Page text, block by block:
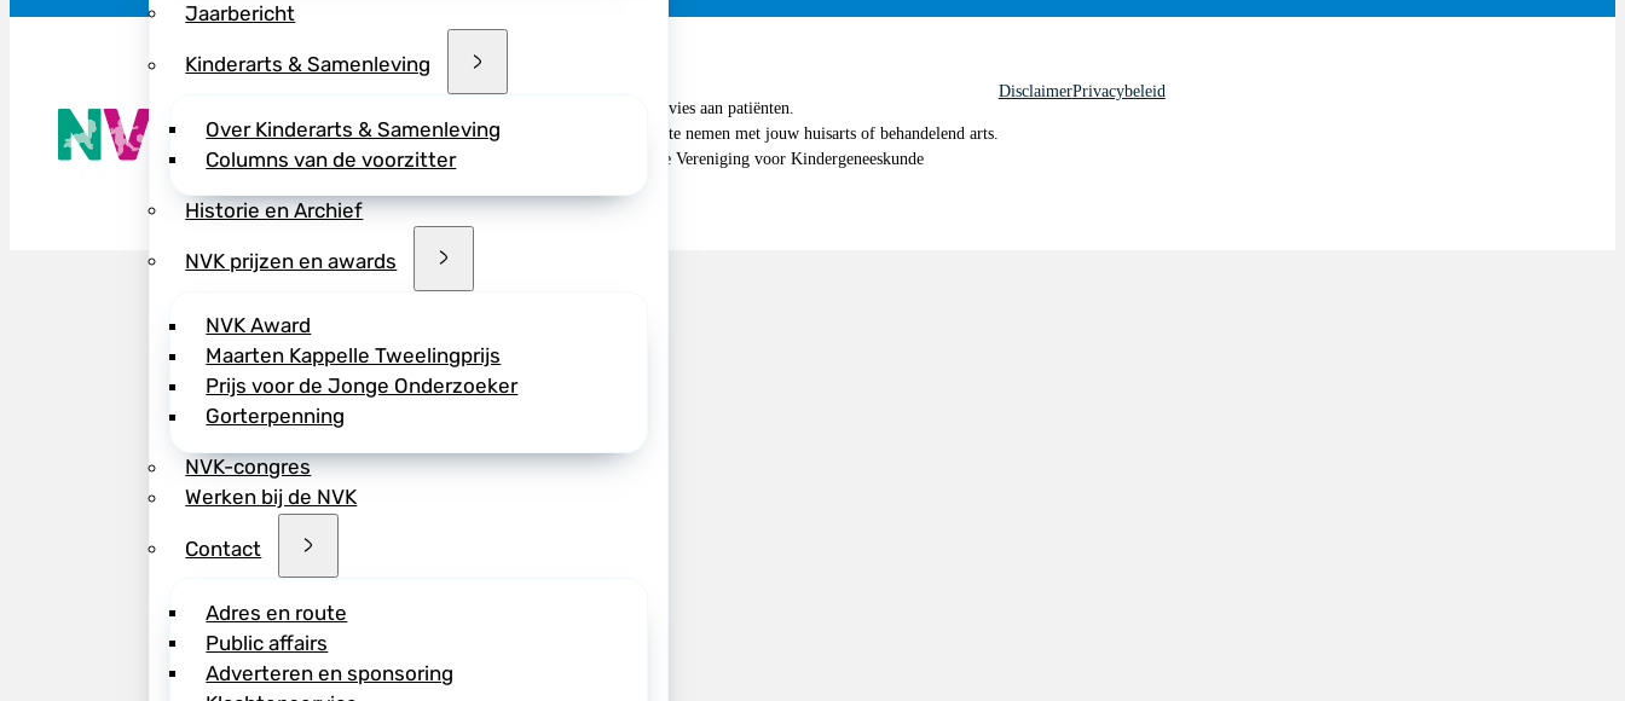
Jaarbericht
Kinderarts & Samenleving
Over Kinderarts & Samenleving
Columns van de voorzitter
Historie en Archief
NVK prijzen en awards
NVK Award
Maarten Kappelle Tweelingprijs
Prijs voor de Jonge Onderzoeker
Gorterpenning
NVK-congres
Werken bij de NVK
Contact
Adres en route
Public affairs
Adverteren en sponsoring
De NVK geeft geen medisch advies aan patiënten.
Wij adviseren je om contact op te nemen met jouw huisarts of behandelend arts.
Copyright © 2026, Nederlandse Vereniging voor Kindergeneeskunde
DisclaimerPrivacybeleid